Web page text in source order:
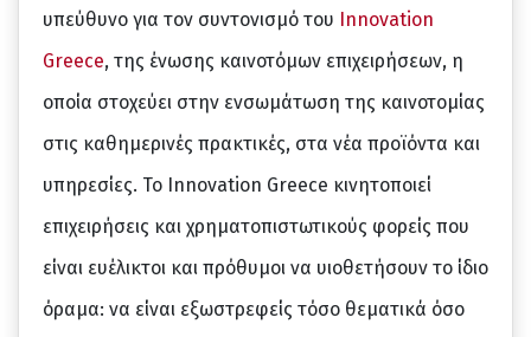
υπεύθυνο για τον συντονισμό του
Innovation
Greece, της ένωσης καινοτόμων επιχειρήσεων, η
οποία στοχεύει στην ενσωμάτωση της καινοτομίας
στις καθημερινές πρακτικές, στα νέα προϊόντα και
υπηρεσίες. Το Innovation Greece κινητοποιεί
επιχειρήσεις και χρηματοπιστωτικούς φορείς που
είναι ευέλικτοι και πρόθυμοι να υιοθετήσουν το ίδιο
όραμα: να είναι εξωστρεφείς τόσο θεματικά όσο